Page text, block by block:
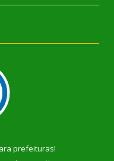
prefeituras!